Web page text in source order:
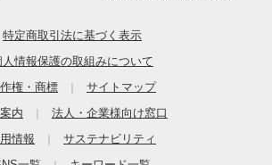
特定商取引法に基づく表示
人情報保護の取組みについて
権・商標
｜
サイトマップ
内
｜
法人・企業様向け窓口
情報
｜
サステナビリティ